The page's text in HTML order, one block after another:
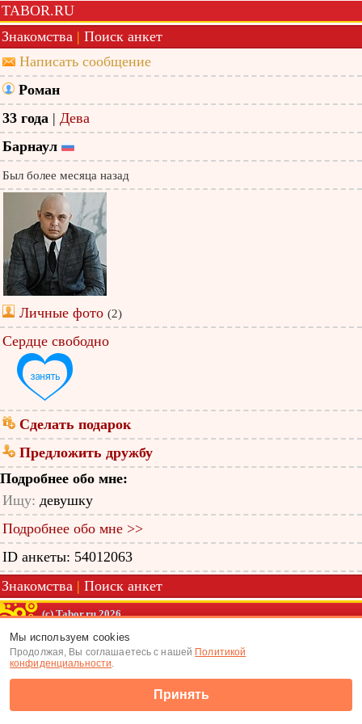
TABOR.RU
Знакомства | Поиск анкет
Написать сообщение
Роман
33 года | Дева
Барнаул
Был более месяца назад
Личные фото (2)
Сердце свободно
Сделать подарок
Предложить дружбу
Подробнее обо мне:
Ищу: девушку
Подробнее обо мне >>
ID анкеты: 54012063
Знакомства | Поиск анкет
(c) Tabor.ru 2026
Мы используем cookies
Продолжая, Вы соглашаетесь с нашей Политикой
конфиденциальности.
Принять